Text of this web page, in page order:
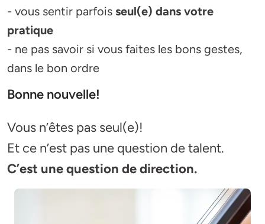
- vous sentir parfois seul(e) dans votre
pratique
- ne pas savoir si vous faites les bons gestes,
dans le bon ordre
Bonne nouvelle!
Vous n’êtes pas seul(e)!
Et ce n’est pas une question de talent.
C’est une question de direction.